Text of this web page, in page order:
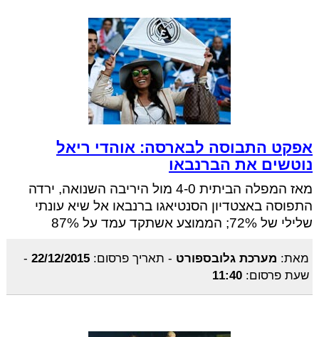
אפקט התבוסה לבארסה: אוהדי ריאל
נוטשים את הברנבאו
מאז המפלה הביתית 4-0 מול היריבה השנואה, ירדה
התפוסה באצטדיון הסנטיאגו ברנבאו אל שיא עונתי
שלילי של 72%; הממוצע אשתקד עמד על 87%
מאת: מערכת גלובספורט - תאריך פרסום: 22/12/2015
-
שעת פרסום: 11:40